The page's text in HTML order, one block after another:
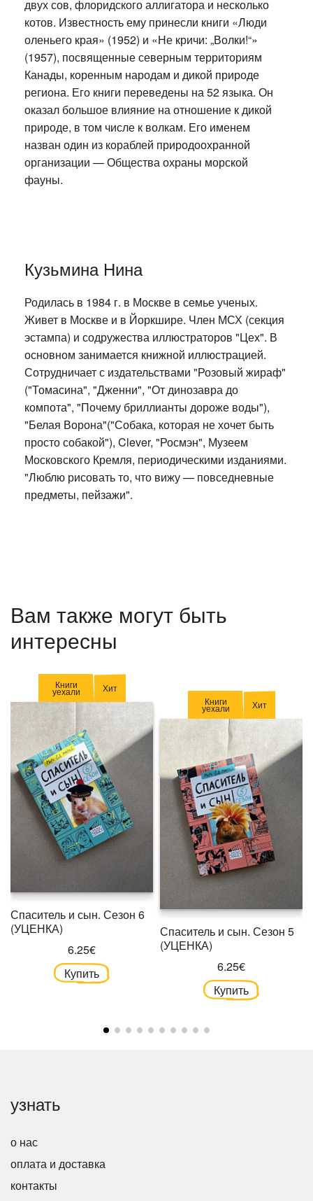
двух сов, флоридского аллигатора и несколько
котов. Известность ему принесли книги «Люди
оленьего края» (1952) и «Не кричи: „Волки!“»
(1957), посвященные северным территориям
Канады, коренным народам и дикой природе
региона. Его книги переведены на 52 языка. Он
оказал большое влияние на отношение к дикой
природе, в том числе к волкам. Его именем
назван один из кораблей природоохранной
организации — Общества охраны морской
фауны.
Кузьмина Нина
Родилась в 1984 г. в Москве в семье ученых.
Живет в Москве и в Йоркшире. Член МСХ (секция
эстампа) и содружества иллюстраторов "Цех". В
основном занимается книжной иллюстрацией.
Сотрудничает с издательствами "Розовый жираф"
("Томасина", "Дженни", "От динозавра до
компота", "Почему бриллианты дороже воды"),
"Белая Ворона"("Собака, которая не хочет быть
просто собакой"), Clever, "Росмэн", Музеем
Московского Кремля, периодическими изданиями.
"Люблю рисовать то, что вижу — повседневные
предметы, пейзажи".
Вам также могут быть
интересны
Книги
уехали Хит
Спаситель и сын. Сезон 6
(УЦЕНКА)
6.25€
Купить
Книги
уехали Хит
Спаситель и сын. Сезон 5
(УЦЕНКА)
6.25€
Купить
узнать
о нас
оплата и доставка
контакты